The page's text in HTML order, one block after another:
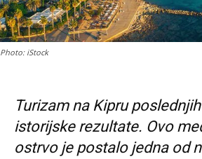
Photo: iStock
Turizam na Kipru
istorijske rezultate. Ovo
ostrvo je postalo jedna od